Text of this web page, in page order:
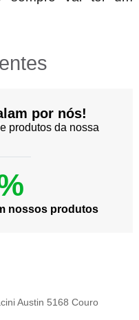
por nós!
produtos da nossa
nossos produtos
Austin 5168 Couro